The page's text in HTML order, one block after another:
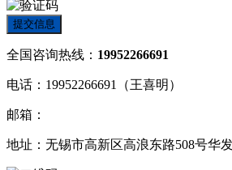
提交信息
全国咨询热线： 19952266691
电话：19952266691（王喜明）
邮箱：
地址：无锡市高新区高浪东路508号华